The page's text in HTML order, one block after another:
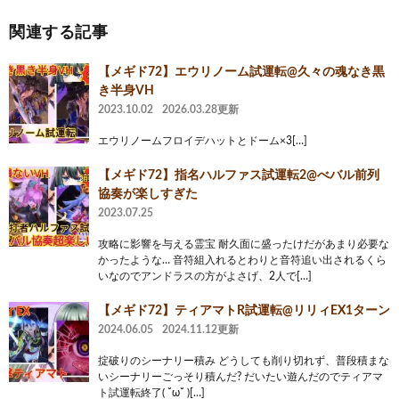
関連する記事
【メギド72】エウリノーム試運転@久々の魂なき黒
き半身VH
2023.10.02 2026.03.28更新
エウリノームフロイデハットとドーム×3[…]
【メギド72】指名ハルファス試運転2@べバル前列
協奏が楽しすぎた
2023.07.25
攻略に影響を与える霊宝 耐久面に盛ったけだがあまり必要な
かったような… 音符組入れるとわりと音符追い出されるくら
いなのでアンドラスの方がよさげ、2人で[…]
【メギド72】ティアマトR試運転@リリィEX1ターン
2024.06.05 2024.11.12更新
掟破りのシーナリー積み どうしても削り切れず、普段積まな
いシーナリーごっそり積んだ? だいたい遊んだのでティアマ
ト試運転終了( ˘ω˘ )[…]